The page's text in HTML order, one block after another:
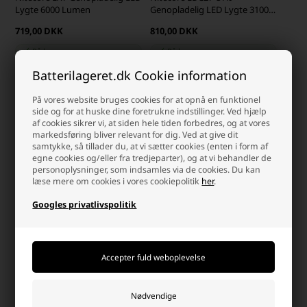
Batterilageret.dk Cookie information
På vores website bruges cookies for at opnå en funktionel
side og for at huske dine foretrukne indstillinger. Ved hjælp
af cookies sikrer vi, at siden hele tiden forbedres, og at vores
markedsføring bliver relevant for dig. Ved at give dit
samtykke, så tillader du, at vi sætter cookies (enten i form af
egne cookies og/eller fra tredjeparter), og at vi behandler de
personoplysninger, som indsamles via de cookies. Du kan
læse mere om cookies i vores cookiepolitik her.
Googles privatlivspolitik
Lygte 6000 Lumen
719,00 DKK
På lager
Genopladelig LED Lygte 3100
810,00 DKK
På lager
Nitecore EDC25 Genopladelig
LED Lygte 3000 Lumen